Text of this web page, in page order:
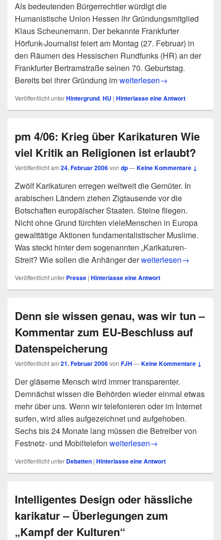
Als bedeutenden Bürgerrechtler würdigt die
Humanistische Union Hessen ihr Gründungsmitglied
Klaus Scheunemann. Der bekannte Frankfurter
Hörfunk-Journalist feiert am Montag (27. Februar) in
den Räumen des Hessischen Rundfunks (HR) an der
Frankfurter Bertramstraße seinen 70. Geburtstag.
Bereits bei ihrer Gründung imBedeutender Bürgerrechtler
weiterlesen→
Veröffentlicht unterHintergrund, HU | Hinterlasse eine Antwort
pm 4/06: Krieg über Karikaturen Wie
viel Kritik an Religionen ist erlaubt?
Veröffentlicht am 24. Februar 2006von dp—Keine Kommentare ↓
Zwölf Karikaturen erregen weltweit die Gemüter. In
arabischen Ländern ziehen Zigtausende vor die
Botschaften europäischer Staaten. Steine fliegen.
Nicht ohne Grund fürchten vieleMenschen in Europa
gewalttätige Aktionen fundamentalistischer Muslime.
Was steckt hinter dem sogenannten „Karikaturen-
Streit? Wie sollen die Anhänger derpm 4/06: Krieg über
weiterlesen→
Veröffentlicht unter Presse | Hinterlasse eine Antwort
Denn sie wissen genau, was wir tun –
Kommentar zum EU-Beschluss auf
Datenspeicherung
Veröffentlicht am 21. Februar 2006von FJH —Keine Kommentare ↓
Der gläserne Mensch wird immer transparenter.
Demnächst wissen die Behörden wieder einmal etwas
mehr über uns. Wenn wir telefonieren oder im Internet
surfen, wird alles aufgezeichnet und aufgehoben.
Sechs bis 24 Monate lang müssen die Betreiber von
Festnetz- und Mobiltelefon Denn sie wissen genau, was
weiterlesen→
Veröffentlicht unter Debatten | Hinterlasse eine Antwort
Intelligentes Design oder hässliche
karikatur – Überlegungen zum
„Kampf der Kulturen“